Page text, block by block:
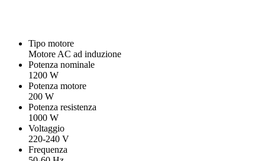
Tipo motore
Motore AC ad induzione
Potenza nominale
1200 W
Potenza motore
200 W
Potenza resistenza
1000 W
Voltaggio
220-240 V
Frequenza